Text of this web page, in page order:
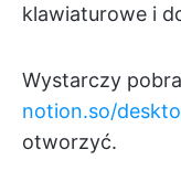
klawiaturowe i
Wystarczy
notion.so/
otworzyć.